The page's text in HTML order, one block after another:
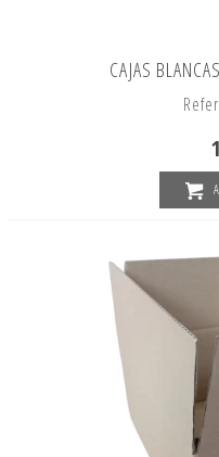
CAJAS